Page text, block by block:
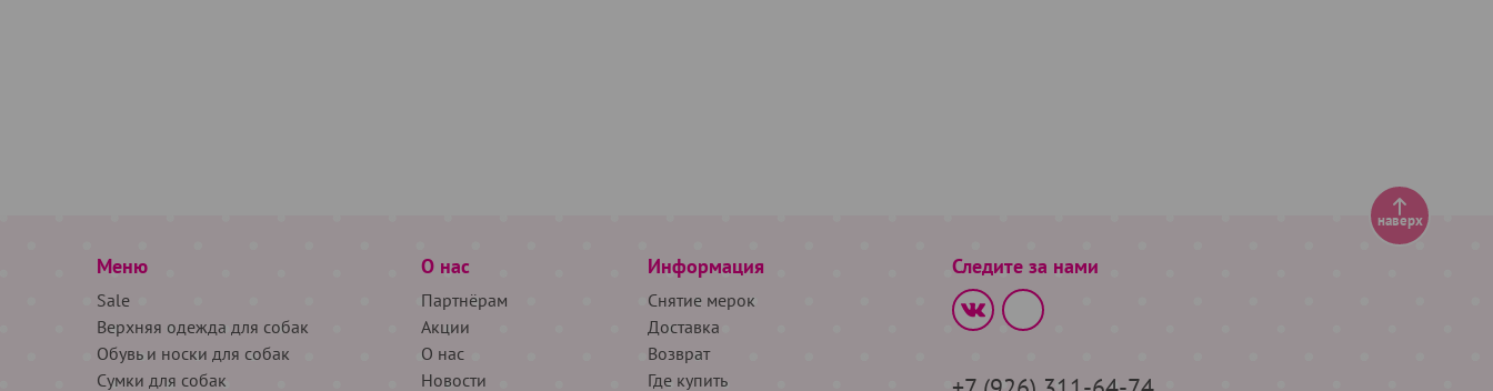
Меню
Sale
Верхняя одежда для собак
Обувь и носки для собак
Сумки для собак
О нас
Партнёрам
Акции
О нас
Новости
Информация
Снятие мерок
Доставка
Возврат
Где купить
Следите за нами
наверх